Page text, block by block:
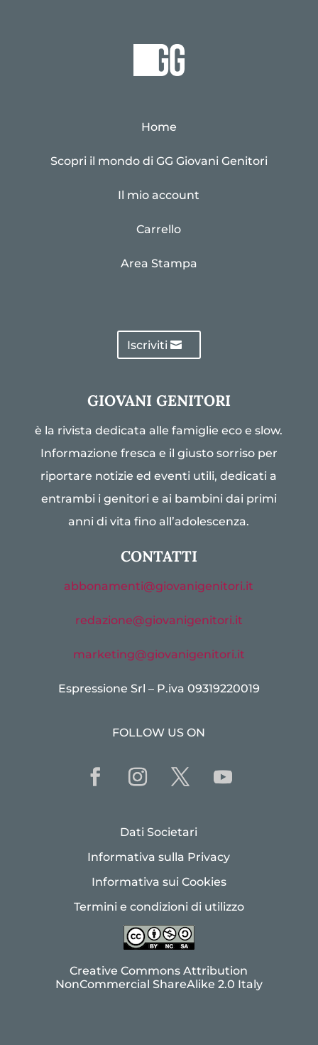
Home
Scopri il mondo di GG Giovani Genitori
Il mio account
Carrello
Area Stampa
Iscriviti
GIOVANI GENITORI
è la rivista dedicata alle famiglie eco e slow.
Informazione fresca e il giusto sorriso per
riportare notizie ed eventi utili, dedicati a
entrambi i genitori e ai bambini dai primi
anni di vita fino all’adolescenza.
CONTATTI
abbonamenti@giovanigenitori.it
redazione@giovanigenitori.it
marketing@giovanigenitori.it
Espressione Srl – P.iva 09319220019
FOLLOW US ON
Dati Societari
Informativa sulla Privacy
Informativa sui Cookies
Termini e condizioni di utilizzo
Creative Commons Attribution
NonCommercial ShareAlike 2.0 Italy